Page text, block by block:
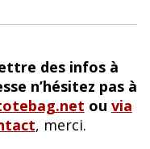
des infos à
n’hésitez pas à
ou via
, merci.